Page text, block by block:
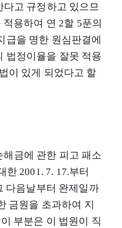
고 규정하고 있으므
용하여 연 2할 5푼의
급을 명한 원심판결에
법정이율을 잘못 적용
이 있게 되었다고 할
금에 관한 피고 패소
한 2001. 7. 17.부터
다음날부터 완제일까
금원을 초과하여 지
부분은 이 법원이 직